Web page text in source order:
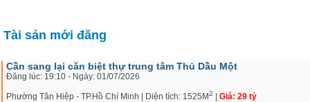
Tài sản mới đăng
Cần sang lại căn biệt thự trung tâm Thủ Dầu Một
Đăng lúc: 19:10 - Ngày: 01/07/2026
Phường Tân Hiệp - TP.Hồ Chí Minh | Diện tích: 1525M2 Giá: 29 tỷ